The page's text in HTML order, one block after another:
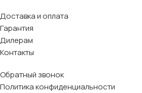
Доставка и оплата
Гарантия
Дилерам
Контакты
Обратный звонок
Политика конфиденциальности